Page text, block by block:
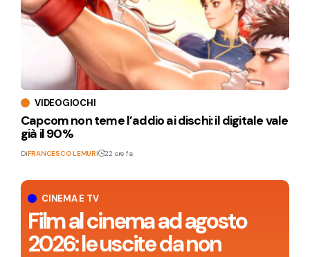
CINEMA E TV
Film al cinema ad agosto
2026: le uscite da non
VIDEOGIOCHI
Capcom non teme l’addio ai dischi: il digitale vale
già il 90%
DiFRANCESCO LEMURI 22 ore fa